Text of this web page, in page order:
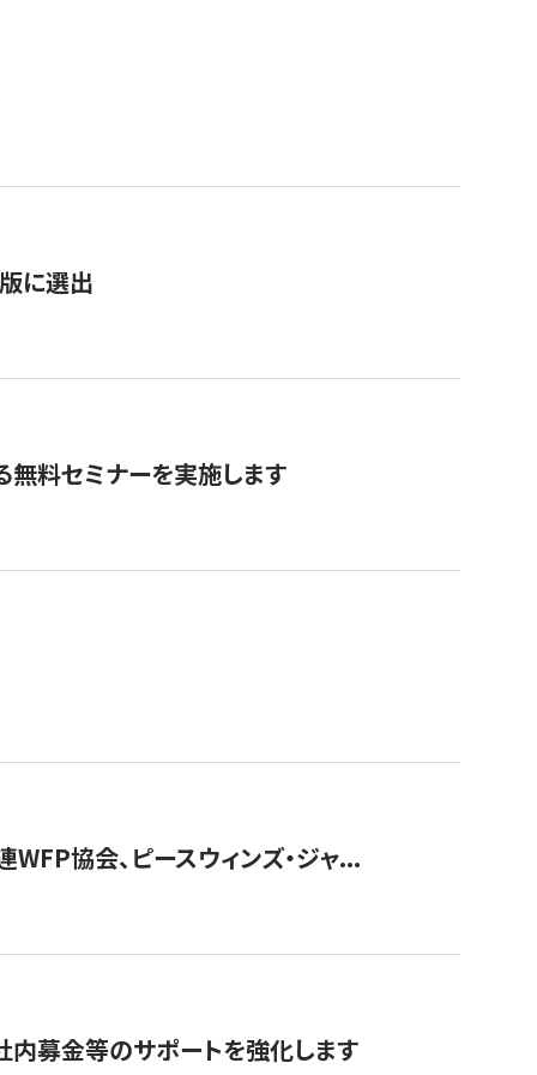
に選出
無料セミナーを実施します
協会、ピースウィンズ・ジャ...
内募金等のサポートを強化します